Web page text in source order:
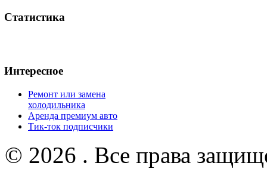
Статистика
Интересное
Ремонт или замена
холодильника
Аренда премиум авто
Тик-ток подписчики
© 2026 . Все права